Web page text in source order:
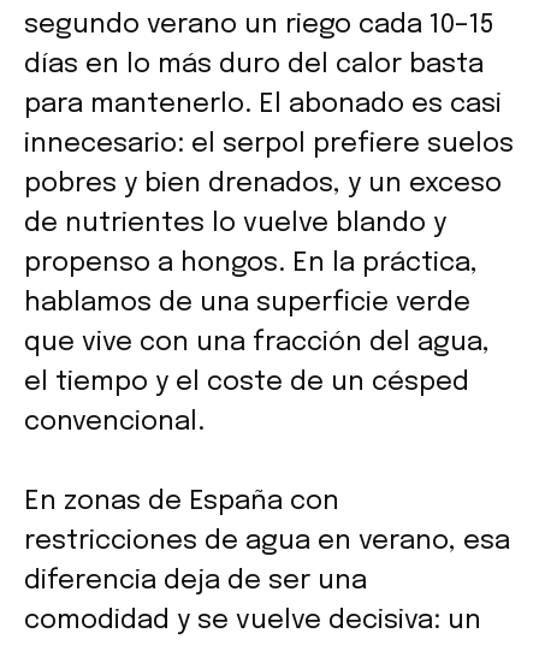
segundo verano un riego cada 10–15
días en lo más duro del calor basta
para mantenerlo. El abonado es casi
innecesario: el serpol prefiere suelos
pobres y bien drenados, y un exceso
de nutrientes lo vuelve blando y
propenso a hongos. En la práctica,
hablamos de una superficie verde
que vive con una fracción del agua,
el tiempo y el coste de un césped
convencional.
En zonas de España con
restricciones de agua en verano, esa
diferencia deja de ser una
comodidad y se vuelve decisiva: un